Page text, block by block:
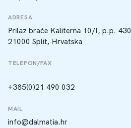
ADRESA
Prilaz braće Kaliterna 10/I, p.p. 430
21000 Split, Hrvatska
TELEFON/FAX
+385(0)21 490 032
MAIL
info@dalmatia.hr